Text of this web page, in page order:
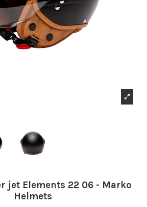
jet Elements 22 06 - Marko
Helmets